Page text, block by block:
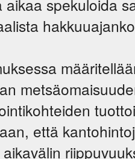
aikaa spekuloida
että